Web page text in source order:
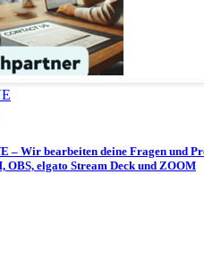
– Wir bearbeiten deine Fragen und
OBS, elgato Stream Deck und ZOOM